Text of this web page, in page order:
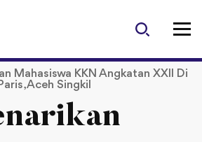
Mahasiswa KKN Angkatan XXII Di
Aceh Singkil